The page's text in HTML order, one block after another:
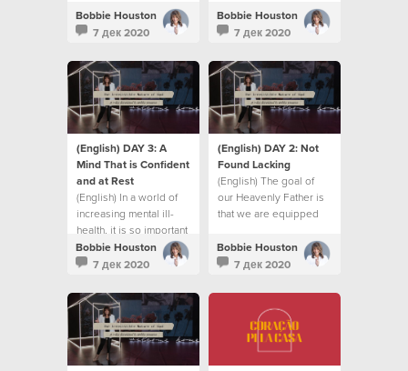
Bobbie Houston
7 дек 2020
season you’re in right
now.
Bobbie Houston
7 дек 2020
(English) DAY 3: A
Mind That is Confident
and at Rest
(English) In a world of
increasing mental ill-
health, it is so important
to have a mind that is
confident and at rest.
Bobbie Houston
7 дек 2020
(English) DAY 2: Not
Found Lacking
(English) The goal of
our Heavenly Father is
that we are equipped
Bobbie Houston
7 дек 2020